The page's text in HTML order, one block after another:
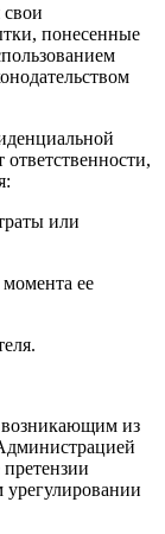
понесенные
или
ее
возникающим из
претензии